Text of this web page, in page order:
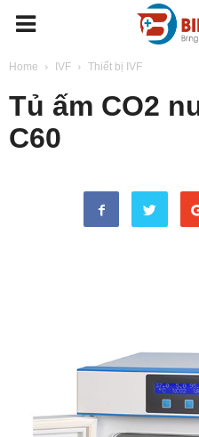
BIMETECH
Home IVF Thiết bị IVF
Tủ ấm CO2
C60